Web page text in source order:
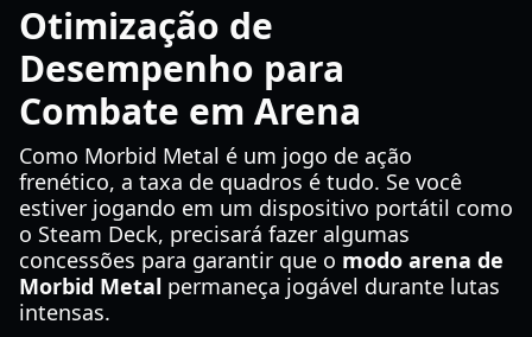
Otimização de
Desempenho para
Combate em Arena
Como Morbid Metal é um jogo de ação
frenético, a taxa de quadros é tudo. Se você
estiver jogando em um dispositivo portátil como
o Steam Deck, precisará fazer algumas
concessões para garantir que o modo arena de
Morbid Metal permaneça jogável durante lutas
intensas.